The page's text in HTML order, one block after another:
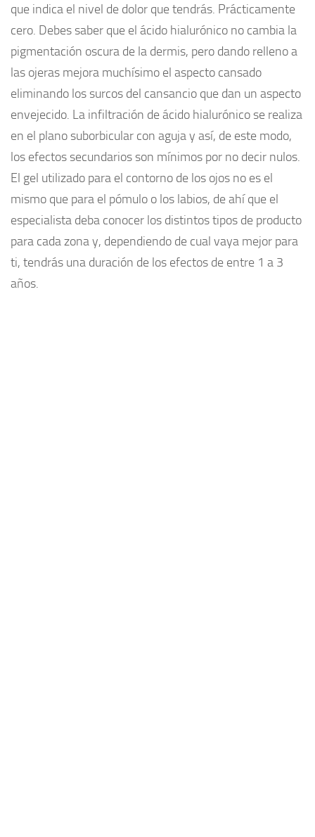
que indica el nivel de dolor que tendrás. Prácticamente
cero. Debes saber que el ácido hialurónico no cambia la
pigmentación oscura de la dermis, pero dando relleno a
las ojeras mejora muchísimo el aspecto cansado
eliminando los surcos del cansancio que dan un aspecto
envejecido. La infiltración de ácido hialurónico se realiza
en el plano suborbicular con aguja y así, de este modo,
los efectos secundarios son mínimos por no decir nulos.
El gel utilizado para el contorno de los ojos no es el
mismo que para el pómulo o los labios, de ahí que el
especialista deba conocer los distintos tipos de producto
para cada zona y, dependiendo de cual vaya mejor para
ti, tendrás una duración de los efectos de entre 1 a 3
años.